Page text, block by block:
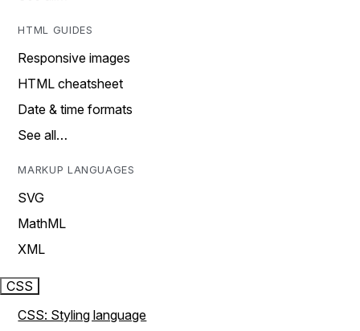
HTML GUIDES
Responsive images
HTML cheatsheet
Date & time formats
See all…
MARKUP LANGUAGES
SVG
MathML
XML
CSS
CSS: Styling language